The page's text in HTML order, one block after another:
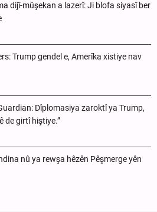
dijî-mûşekan a lazerî: Ji blofa siyasî ber
Trump gendel e, Amerîka xistiye nav
Dîplomasiya zaroktî ya Trump,
de girtî hiştiye.”
nû ya rewşa hêzên Pêşmerge yên